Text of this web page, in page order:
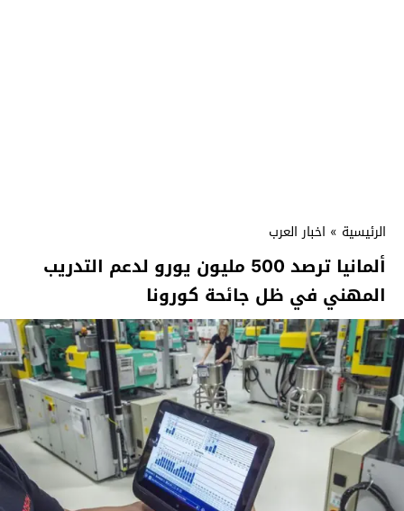
الرئيسية » اخبار العرب
ألمانيا ترصد 500 مليون يورو لدعم التدريب
المهني في ظل جائحة كورونا